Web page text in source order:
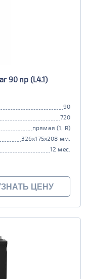
90 пр (L4.1)
90
720
прямая (1, R)
326x175x208 мм.
12 мес.
ЦЕНУ